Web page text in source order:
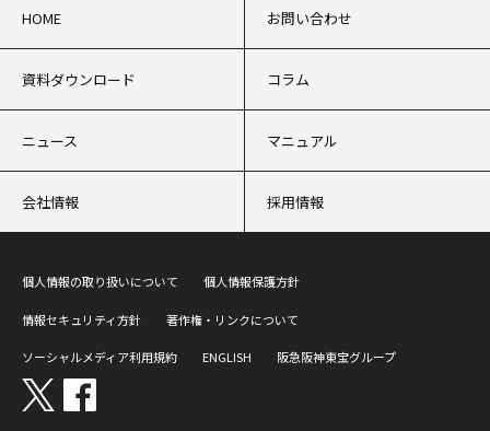
HOME お問い合わせ
資料ダウンロード コラム
ニュース マニュアル
会社情報 採用情報
個人情報の取り扱いについて 個人情報保護方針
情報セキュリティ方針 著作権・リンクについて
ソーシャルメディア利用規約 ENGLISH 阪急阪神東宝グループ